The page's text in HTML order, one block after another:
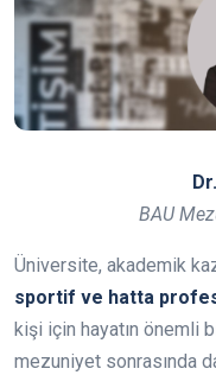
BAU
Üniversite, akademik
sportif ve hatta
kişi için hayatın önemli
mezuniyet sonrasında